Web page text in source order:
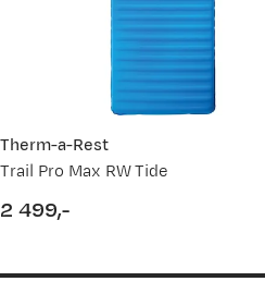
Therm-a-Rest
Trail Pro Max RW Tide
2 499,-